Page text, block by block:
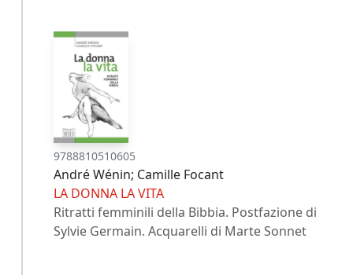
9788810510605
André Wénin; Camille Focant
LA DONNA LA VITA
Ritratti femminili della Bibbia. Postfazione di
Sylvie Germain. Acquarelli di Marte Sonnet